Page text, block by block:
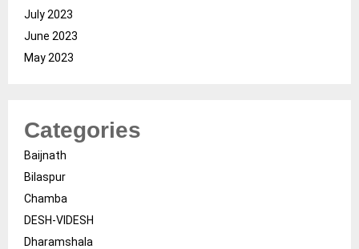
July 2023
June 2023
May 2023
Categories
Baijnath
Bilaspur
Chamba
DESH-VIDESH
Dharamshala